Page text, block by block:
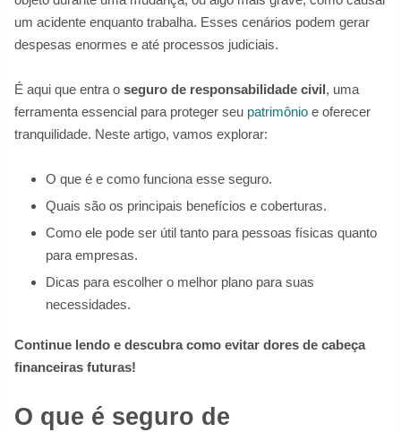
um acidente enquanto trabalha. Esses cenários podem gerar
despesas enormes e até processos judiciais.
É aqui que entra o seguro de responsabilidade civil, uma
ferramenta essencial para proteger seu patrimônio e oferecer
tranquilidade. Neste artigo, vamos explorar:
O que é e como funciona esse seguro.
Quais são os principais benefícios e coberturas.
Como ele pode ser útil tanto para pessoas físicas quanto
para empresas.
Dicas para escolher o melhor plano para suas
necessidades.
Continue lendo e descubra como evitar dores de cabeça
financeiras futuras!
O que é seguro de